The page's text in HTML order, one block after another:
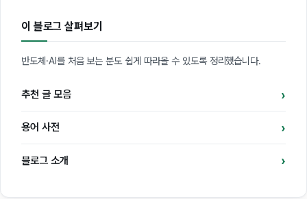
이 블로그 살펴보기
반도체·AI를 처음 보는 분도 쉽게 따라올 수 있도록 정리했습니다.
추천 글 모음
용어 사전
블로그 소개